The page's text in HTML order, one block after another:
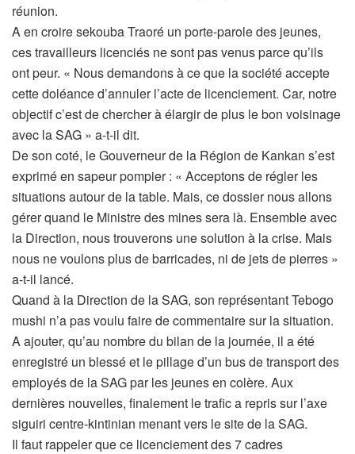
réunion.
A en croire sekouba Traoré un porte-parole des jeunes,
ces travailleurs licenciés ne sont pas venus parce qu’ils
ont peur. « Nous demandons à ce que la société accepte
cette doléance d’annuler l’acte de licenciement. Car, notre
objectif c’est de chercher à élargir de plus le bon voisinage
avec la SAG » a-t-il dit.
De son coté, le Gouverneur de la Région de Kankan s’est
exprimé en sapeur pompier : « Acceptons de régler les
situations autour de la table. Mais, ce dossier nous allons
gérer quand le Ministre des mines sera là. Ensemble avec
la Direction, nous trouverons une solution à la crise. Mais
nous ne voulons plus de barricades, ni de jets de pierres »
a-t-il lancé.
Quand à la Direction de la SAG, son représentant Tebogo
mushi n’a pas voulu faire de commentaire sur la situation.
A ajouter, qu’au nombre du bilan de la journée, il a été
enregistré un blessé et le pillage d’un bus de transport des
employés de la SAG par les jeunes en colère. Aux
dernières nouvelles, finalement le trafic a repris sur l’axe
siguiri centre-kintinian menant vers le site de la SAG.
Il faut rappeler que ce licenciement des 7 cadres